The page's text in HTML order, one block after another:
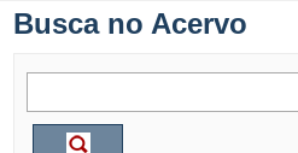
Busca no Acervo